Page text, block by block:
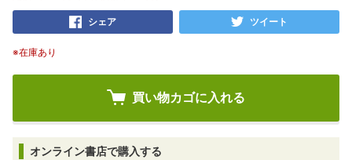
シェア ツイート
※在庫あり
オンライン書店で購入する